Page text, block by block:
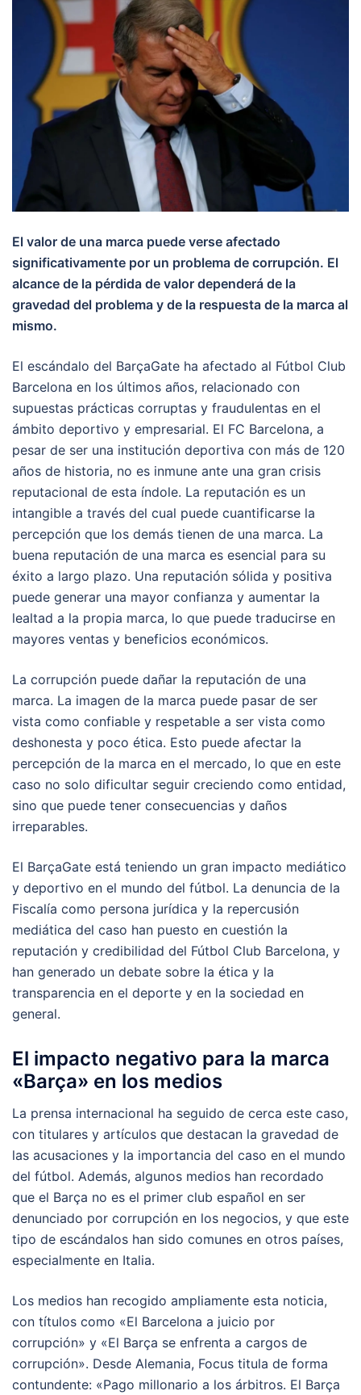
El valor de una marca puede verse afectado
significativamente por un problema de corrupción. El
alcance de la pérdida de valor dependerá de la
gravedad del problema y de la respuesta de la marca al
mismo.
El escándalo del BarçaGate ha afectado al Fútbol Club
Barcelona en los últimos años, relacionado con
supuestas prácticas corruptas y fraudulentas en el
ámbito deportivo y empresarial. El FC Barcelona, a
pesar de ser una institución deportiva con más de 120
años de historia, no es inmune ante una gran crisis
reputacional de esta índole. La reputación es un
intangible a través del cual puede cuantificarse la
percepción que los demás tienen de una marca. La
buena reputación de una marca es esencial para su
éxito a largo plazo. Una reputación sólida y positiva
puede generar una mayor confianza y aumentar la
lealtad a la propia marca, lo que puede traducirse en
mayores ventas y beneficios económicos.
La corrupción puede dañar la reputación de una
marca. La imagen de la marca puede pasar de ser
vista como confiable y respetable a ser vista como
deshonesta y poco ética. Esto puede afectar la
percepción de la marca en el mercado, lo que en este
caso no solo dificultar seguir creciendo como entidad,
sino que puede tener consecuencias y daños
irreparables.
El BarçaGate está teniendo un gran impacto mediático
y deportivo en el mundo del fútbol. La denuncia de la
Fiscalía como persona jurídica y la repercusión
mediática del caso han puesto en cuestión la
reputación y credibilidad del Fútbol Club Barcelona, y
han generado un debate sobre la ética y la
transparencia en el deporte y en la sociedad en
general.
El impacto negativo para la marca
«Barça» en los medios
La prensa internacional ha seguido de cerca este caso,
con titulares y artículos que destacan la gravedad de
las acusaciones y la importancia del caso en el mundo
del fútbol. Además, algunos medios han recordado
que el Barça no es el primer club español en ser
denunciado por corrupción en los negocios, y que este
tipo de escándalos han sido comunes en otros países,
especialmente en Italia.
Los medios han recogido ampliamente esta noticia,
con títulos como «El Barcelona a juicio por
corrupción» y «El Barça se enfrenta a cargos de
corrupción». Desde Alemania, Focus titula de forma
contundente: «Pago millonario a los árbitros. El Barça